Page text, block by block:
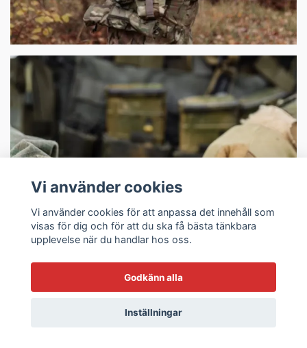
Taktiska Knivar
Vi använder cookies
Vi använder cookies för att anpassa det innehåll som
visas för dig och för att du ska få bästa tänkbara
upplevelse när du handlar hos oss.
Godkänn alla
Inställningar